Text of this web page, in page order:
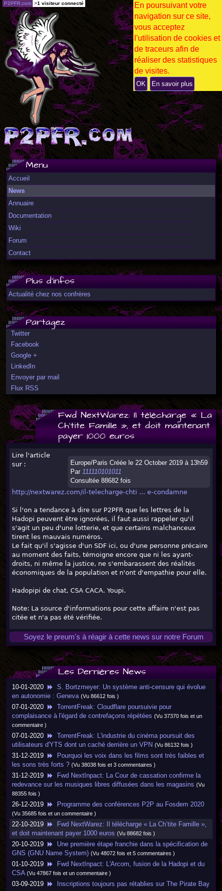
Menu
Accueil
News
Annuaire
Documentation
Wiki
Forum
Contact
Plus d'infos
Actualité chez nos confrères
Partagez
Twitter
Facebook
Google +
LinkedIn
Envoyer par mail
Flux RSS
Fwd NextWarez: Il télécharge « La
Ch’tite Famille », et doit maintenant
payer 1000 euros
Europe/Paris Créée le 22 October 2019 à 13h59
Par 111110101011
Consultée 88682 fois
Lire l'article
sur :
http://nextwarez.com/il-telecharge-chti ... e-condamne
Si l'on a tendance à dire sur P2PFR que les lettres de la
Hadopi peuvent être ignorées, il faut aussi rappeler qu'il
s'agit un peu d'une lotterie, et que certains malchanceux
tirent les mauvais numéros.
Le fait qu'il s'agisse d'un SDF ici, ou d'une personne précaire
au moment des faits, témoigne encore que ni les ayant-
droits, ni même la justice, ne s'embarassent des réalités
économiques de la population et n'ont d'empathie pour elle.
Hadopipi de chat, CSA CACA. Youpi.
Note: La source d'informations pour cette affaire n'est pas
citée et n'a pas été vérifiée.
Soyez le preum's à réagir à cette news sur notre Forum
Les Dernières News
10-01-2020
S. Bortzmeyer: Un système anti-censure qui évolue
en autonomie : Geneva (Vu 86612 fois )
07-01-2020
TorrentFreak: Cloudflare poursuivie pour
complaisance à l'égard de contrefaçons répétées (Vu 37370 fois et un
commentaire )
07-01-2020
TorrentFreak: L'industrie du cinéma poursuit des
utilisateurs d'YTS dont un caché derrière un VPN (Vu 86132 fois )
31-12-2019
Pourquoi les voix dans les films sont très faibles et
les sons très forts ? (Vu 38038 fois et 3 commentaires )
31-12-2019
Fwd NextInpact: La Cour de cassation confirme la
redevance sur les musiques libres diffusées dans les magasins (Vu
88355 fois )
26-12-2019 Programme des conférences P2P au Fosdem 2020
(Vu 35685 fois et un commentaire )
22-10-2019
Fwd NextWarez: Il télécharge « La Ch’tite Famille »,
et doit maintenant payer 1000 euros (Vu 88682 fois )
20-10-2019
Une première étape franchie dans la spécification de
GNS (GNU Name System) (Vu 48072 fois et 5 commentaires )
01-10-2019
Fwd NextInpact: L'Arcom, fusion de la Hadopi et du
CSA (Vu 47867 fois et un commentaire )
03-09-2019 Inscriptions toujours pas rétablies sur The Pirate Bay
P2PFR.com >1 visiteur connecté
En poursuivant votre
navigation sur ce site,
vous acceptez
l'utilisation de cookies et
de traceurs afin de
réaliser des statistiques
de visites.
OK En savoir plus